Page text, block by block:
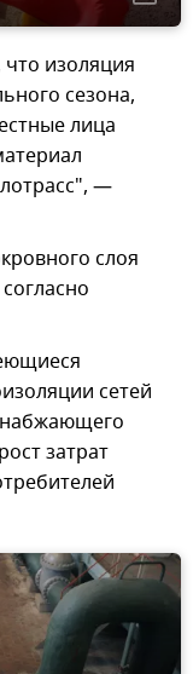
изоляция
сезона,
лица
—
слоя
сетей
затрат